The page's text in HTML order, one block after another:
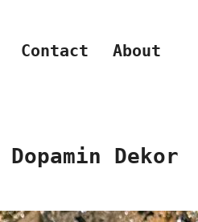
Contact About
Dopamin Dekor